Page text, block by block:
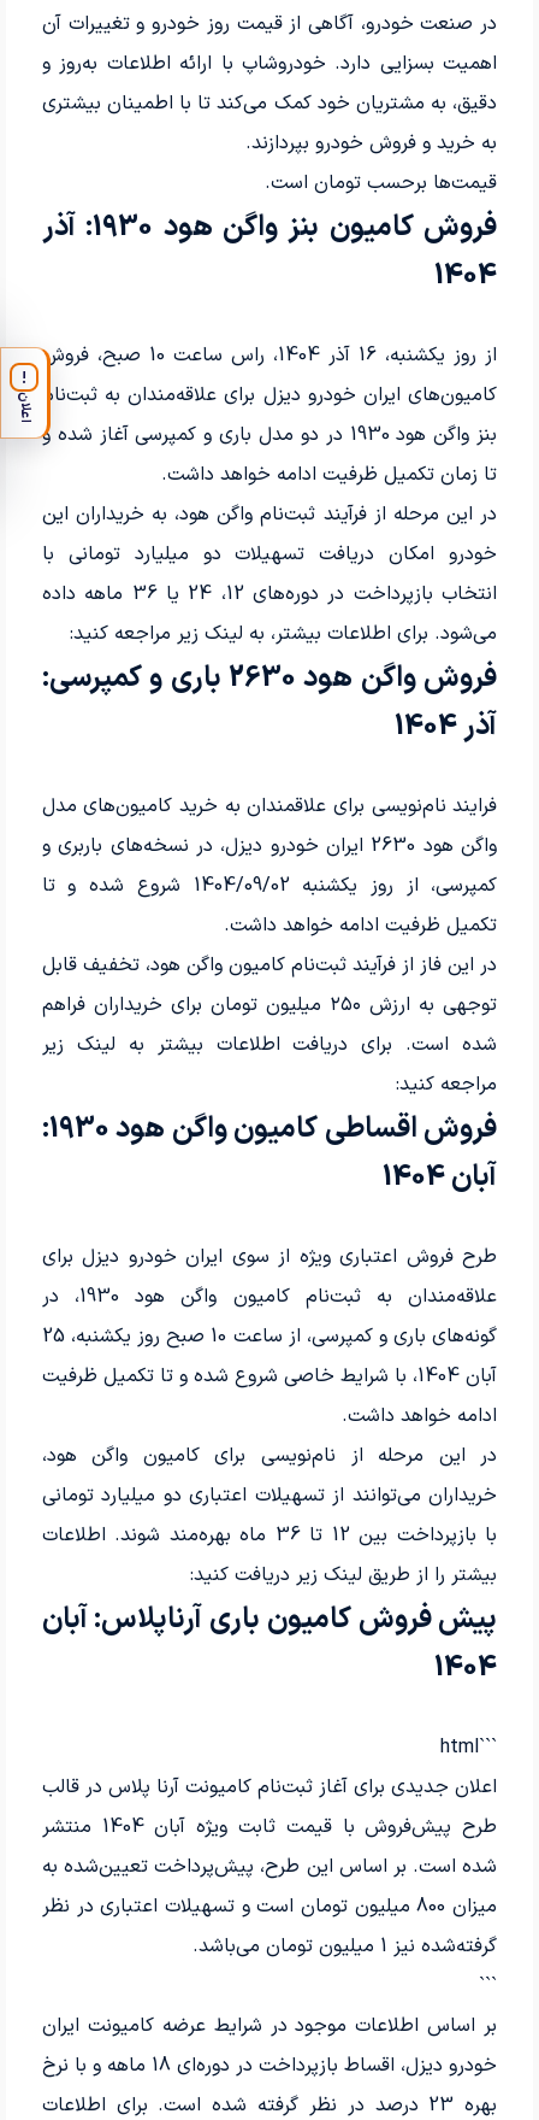
در صنعت خودرو، آگاهی از قیمت روز خودرو و تغییرات آن
اهمیت بسزایی دارد. خودروشاپ با ارائه اطلاعات به‌روز و
دقیق، به مشتریان خود کمک می‌کند تا با اطمینان بیشتری
به خرید و فروش خودرو بپردازند.
قیمت‌ها برحسب تومان است.
فروش کامیون بنز واگن هود 1930: آذر
1404
از روز یکشنبه، 16 آذر 1404، راس ساعت 10 صبح، فروش
کامیون‌های ایران خودرو دیزل برای علاقه‌مندان به ثبت‌نام
بنز واگن هود 1930 در دو مدل باری و کمپرسی آغاز شده و
تا زمان تکمیل ظرفیت ادامه خواهد داشت.
در این مرحله از فرآیند ثبت‌نام واگن هود، به خریداران این
خودرو امکان دریافت تسهیلات دو میلیارد تومانی با
انتخاب بازپرداخت در دوره‌های 12، 24 یا 36 ماهه داده
می‌شود. برای اطلاعات بیشتر، به لینک زیر مراجعه کنید:
فروش واگن هود 2630 باری و کمپرسی:
آذر 1404
فرایند نام‌نویسی برای علاقمندان به خرید کامیون‌های مدل
واگن هود 2630 ایران خودرو دیزل، در نسخه‌های باربری و
کمپرسی، از روز یکشنبه 1404/09/02 شروع شده و تا
تکمیل ظرفیت ادامه خواهد داشت.
در این فاز از فرآیند ثبت‌نام کامیون واگن هود، تخفیف قابل
توجهی به ارزش ۲۵۰ میلیون تومان برای خریداران فراهم
شده است. برای دریافت اطلاعات بیشتر به لینک زیر
مراجعه کنید:
فروش اقساطی کامیون واگن هود 1930:
آبان 1404
طرح فروش اعتباری ویژه از سوی ایران خودرو دیزل برای
علاقه‌مندان به ثبت‌نام کامیون واگن هود 1930، در
گونه‌های باری و کمپرسی، از ساعت 10 صبح روز یکشنبه، 25
آبان 1404، با شرایط خاصی شروع شده و تا تکمیل ظرفیت
ادامه خواهد داشت.
در این مرحله از نام‌نویسی برای کامیون واگن هود،
خریداران می‌توانند از تسهیلات اعتباری دو میلیارد تومانی
با بازپرداخت بین 12 تا 36 ماه بهره‌مند شوند. اطلاعات
بیشتر را از طریق لینک زیر دریافت کنید:
پیش فروش کامیون باری آرناپلاس: آبان
1404
```html
اعلان جدیدی برای آغاز ثبت‌نام کامیونت آرنا پلاس در قالب
طرح پیش‌فروش با قیمت ثابت ویژه آبان 1404 منتشر
شده است. بر اساس این طرح، پیش‌پرداخت تعیین‌شده به
میزان 800 میلیون تومان است و تسهیلات اعتباری در نظر
گرفته‌شده نیز 1 میلیون تومان می‌باشد.
```
بر اساس اطلاعات موجود در شرایط عرضه کامیونت ایران
خودرو دیزل، اقساط بازپرداخت در دوره‌ای 18 ماهه و با نرخ
بهره 23 درصد در نظر گرفته شده است. برای اطلاعات
!
اعلان